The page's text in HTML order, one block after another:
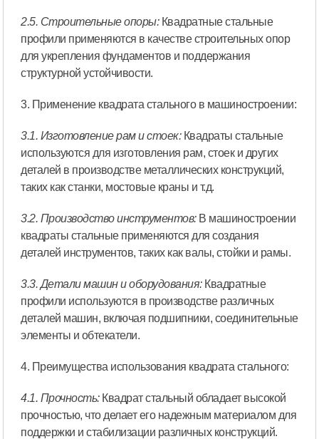
2.5. Строительные опоры:Квадратные стальные
профили применяются в качестве строительных опор
для укрепления фундаментов и поддержания
структурной устойчивости.
3. Применение квадрата стального в машиностроении:
3.1. Изготовление рам и стоек:Квадраты стальные
используются для изготовления рам, стоек и других
деталей в производстве металлических конструкций,
таких как станки, мостовые краны и т.д.
3.2. Производство инструментов:В машиностроении
квадраты стальные применяются для создания
деталей инструментов, таких как валы, стойки и рамы.
3.3. Детали машин и оборудования:Квадратные
профили используются в производстве различных
деталей машин, включая подшипники, соединительные
элементы и обтекатели.
4. Преимущества использования квадрата стального:
4.1. Прочность:Квадрат стальный обладает высокой
прочностью, что делает его надежным материалом для
поддержки и стабилизации различных конструкций.